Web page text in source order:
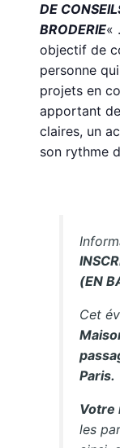
DE
BRODERIE«
objectif de
personne
projets en
apportant
claires, un
son rythme
(EN
Cet
Paris.
Votre
les